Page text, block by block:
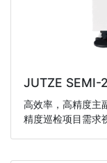
JUTZE SEMI-
高效率，高精度主
精度巡检项目需求